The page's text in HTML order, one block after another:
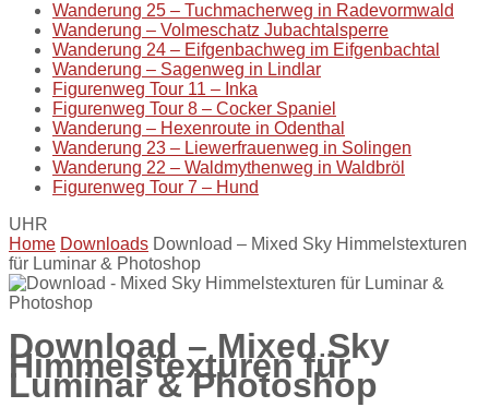
Wanderung 25 – Tuchmacherweg in Radevormwald
Wanderung – Volmeschatz Jubachtalsperre
Wanderung 24 – Eifgenbachweg im Eifgenbachtal
Wanderung – Sagenweg in Lindlar
Figurenweg Tour 11 – Inka
Figurenweg Tour 8 – Cocker Spaniel
Wanderung – Hexenroute in Odenthal
Wanderung 23 – Liewerfrauenweg in Solingen
Wanderung 22 – Waldmythenweg in Waldbröl
Figurenweg Tour 7 – Hund
UHR
Home Downloads Download – Mixed Sky Himmelstexturen
für Luminar & Photoshop
Download – Mixed Sky
Himmelstexturen für
Luminar & Photoshop